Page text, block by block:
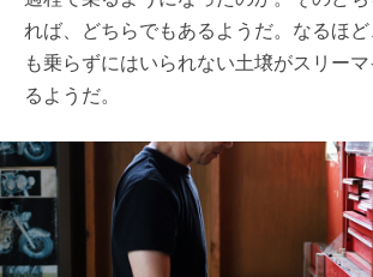
れば、どちらでもあるようだ。なるほ
も乗らずにはいられない土壌がスリー
るようだ。